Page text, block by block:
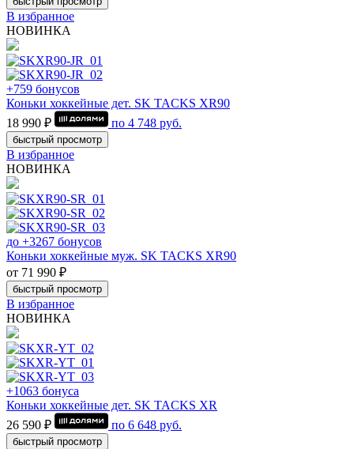
В избранное
НОВИНКА
+759 бонусов
Коньки хоккейные дет. SK TACKS XR90
18 990 ₽
по 4 748 руб.
быстрый просмотр
В избранное
НОВИНКА
до +3267 бонусов
Коньки хоккейные муж. SK TACKS XR90
от 71 990 ₽
быстрый просмотр
В избранное
НОВИНКА
+1063 бонуса
Коньки хоккейные дет. SK TACKS XR
26 590 ₽
по 6 648 руб.
быстрый просмотр